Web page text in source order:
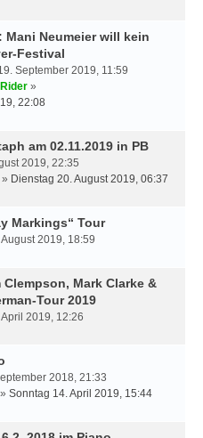
Neumeier will kein
Festival
September 2019, 11:59
»
22:08
am 02.11.2019 in PB
2019, 22:35
» Dienstag 20. August 2019, 06:37
Markings“ Tour
2019, 18:59
Mark Clarke &
Tour 2019
2019, 12:26
2018, 21:33
» Sonntag 14. April 2019, 15:44